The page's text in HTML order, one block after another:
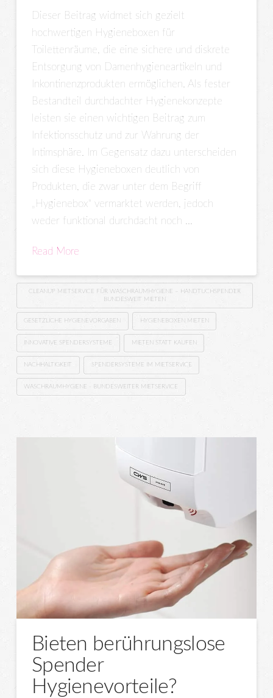
Dieser Beitrag widmet sich gezielt
hochwertigen Hygieneboxen für
Toilettenräume, die eine sichere und diskrete
Entsorgung von Damenhygieneartikeln und
Inkontinenzprodukten ermöglichen. Als fester
Bestandteil durchdachter Hygienekonzepte
leisten sie einen wichtigen Beitrag zum
Infektionsschutz und zur Wahrung der
Intimsphäre. Im Gegensatz dazu unterscheiden
sich diese Hygieneboxen deutlich von
Produkten, die zwar unter dem Begriff
„Hygienebox“ vermarktet werden, jedoch
weder funktional durchdacht noch …
Read More
CLEANUP MIETSERVICE FÜR WASCHRAUMHYGIENE – HANDTUCHSPENDER
BUNDESWEIT MIETEN
GESETZLICHE HYGIENEVORGABEN HYGIENEBOXEN MIETEN
INNOVATIVE SPENDERSYSTEME MIETEN STATT KAUFEN
NACHHALTIGKEIT SPENDERSYSTEME IM MIETSERVICE
WASCHRAUMHYGIENE - BUNDESWEITER MIETSERVICE
Bieten berührungslose
Spender
Hygienevorteile?